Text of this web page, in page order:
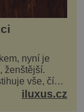
nyní je
ženštější.
vše, čím
sto dvacet...
iluxus.cz